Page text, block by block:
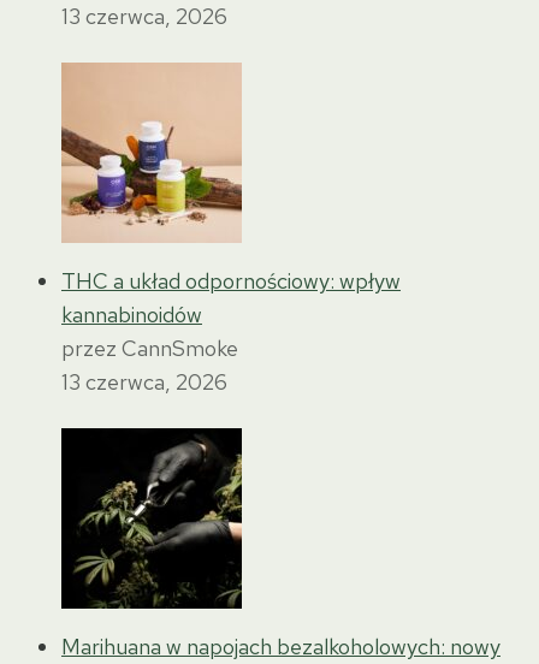
13 czerwca, 2026
THC a układ odpornościowy: wpływ
kannabinoidów
przez CannSmoke
13 czerwca, 2026
Marihuana w napojach bezalkoholowych: nowy